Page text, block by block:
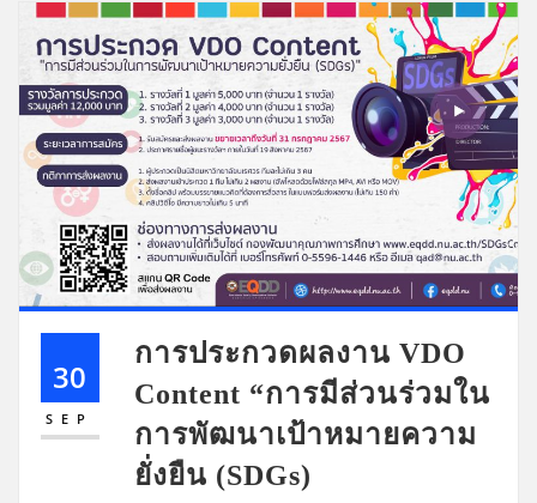
30
SEP
การประกวดผลงาน VDO
Content “การมีส่วนร่วมใน
การพัฒนาเป้าหมายความ
ยั่งยืน (SDGs)